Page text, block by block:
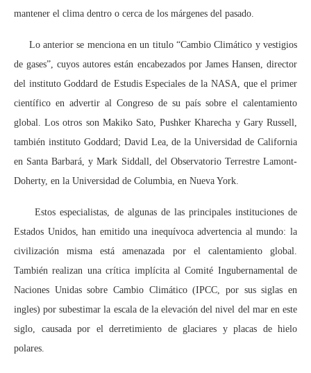
mantener el clima dentro o cerca de los márgenes del pasado.
Lo anterior se menciona en un titulo “Cambio Climático y vestigios
de gases”, cuyos autores están encabezados por James Hansen, director
del instituto Goddard de Estudis Especiales de la NASA, que el primer
científico en advertir al Congreso de su país sobre el calentamiento
global. Los otros son Makiko Sato, Pushker Kharecha y Gary Russell,
también instituto Goddard; David Lea, de la Universidad de California
en Santa Barbará, y Mark Siddall, del Observatorio Terrestre Lamont-
Doherty, en la Universidad de Columbia, en Nueva York.
Estos especialistas, de algunas de las principales instituciones de
Estados Unidos, han emitido una inequívoca advertencia al mundo: la
civilización misma está amenazada por el calentamiento global.
También realizan una crítica implícita al Comité Ingubernamental de
Naciones Unidas sobre Cambio Climático (IPCC, por sus siglas en
ingles) por subestimar la escala de la elevación del nivel del mar en este
siglo, causada por el derretimiento de glaciares y placas de hielo
polares.